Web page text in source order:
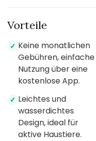
Vorteile
✓ Keine monatlichen
Gebühren, einfache
Nutzung über eine
kostenlose App.
✓ Leichtes und
wasserdichtes
Design, ideal für
aktive Haustiere.